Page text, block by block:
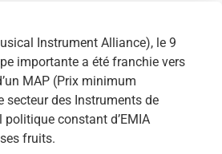
Instrument Alliance), le 9
importante a été franchie vers
MAP (Prix minimum
secteur des Instruments de
constant d’EMIA
fruits.